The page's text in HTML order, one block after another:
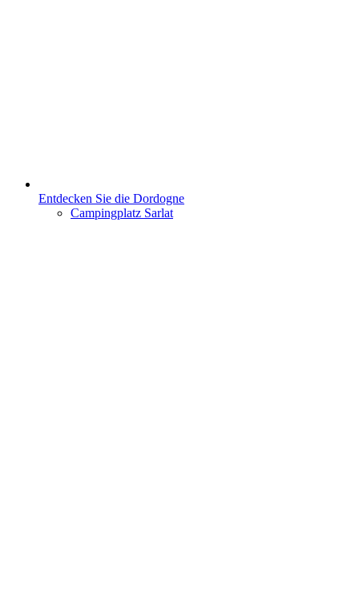
Entdecken Sie die Dordogne
Campingplatz Sarlat